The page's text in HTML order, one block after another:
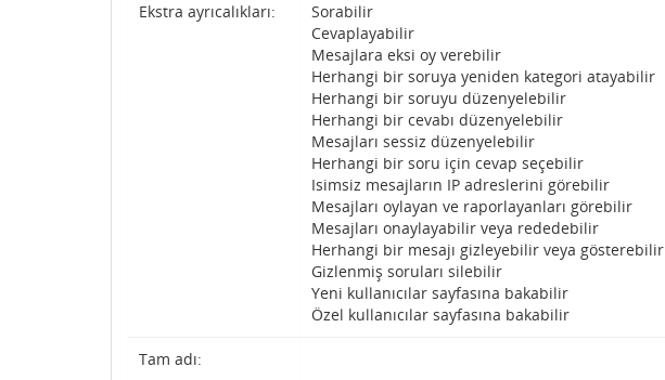
Ekstra ayrıcalıkları:
Sorabilir
Cevaplayabilir
Mesajlara eksi oy verebilir
Herhangi bir soruya yeniden kategori atayabilir
Herhangi bir soruyu düzenyelebilir
Herhangi bir cevabı düzenyelebilir
Mesajları sessiz düzenyelebilir
Herhangi bir soru için cevap seçebilir
Isimsiz mesajların IP adreslerini görebilir
Mesajları oylayan ve raporlayanları görebilir
Mesajları onaylayabilir veya rededebilir
Herhangi bir mesajı gizleyebilir veya gösterebilir
Gizlenmiş soruları silebilir
Yeni kullanıcılar sayfasına bakabilir
Özel kullanıcılar sayfasına bakabilir
Tam adı: